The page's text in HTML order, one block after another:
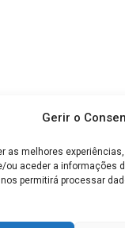
Gerir o
as melhores
ou aceder a informações
permitirá processar
18 Seguinte